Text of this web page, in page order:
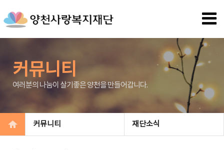
커뮤니티
여러분의 나눔이 살기좋은 양천을 만들어갑니다.
커뮤니티 재단소식